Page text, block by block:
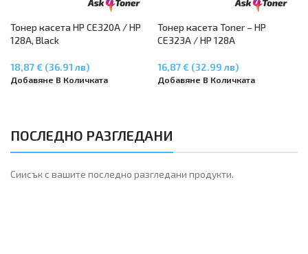
Тонер касета HP CE320A / HP
128A, Black
18,87 € (36.91 лв)
Добавяне В Количката
Тонер касета Toner – HP
CE323A / HP 128A
16,87 € (32.99 лв)
Добавяне В Количката
ПОСЛЕДНО РАЗГЛЕДАНИ
Сиисък с вашите последно разгледани продукти.